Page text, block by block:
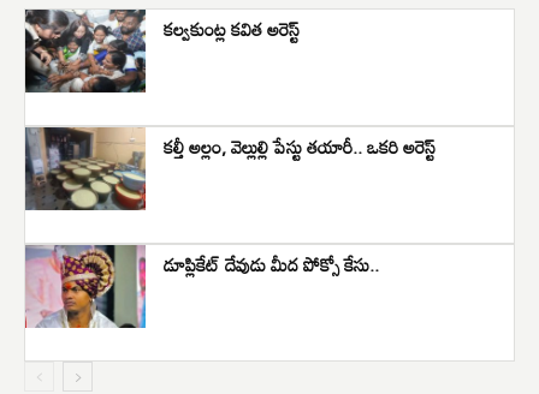
కల్వకుంట్ల కవిత అరెస్ట్
కల్తీ అల్లం, వెల్లుల్లి పేస్టు తయారీ.. ఒకరి అరెస్ట్
డూప్లికేట్ దేవుడు మీద పోక్సో కేసు..